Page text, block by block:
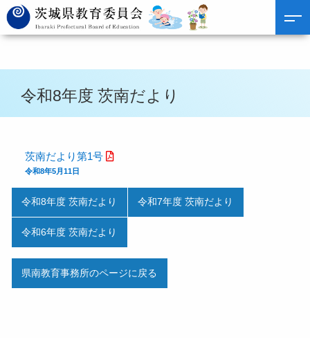
令和8年度 茨南だより
茨南だより第1号
令和8年5月11日
令和8年度 茨南だより 令和7年度 茨南だより
令和6年度 茨南だより
県南教育事務所のページに戻る